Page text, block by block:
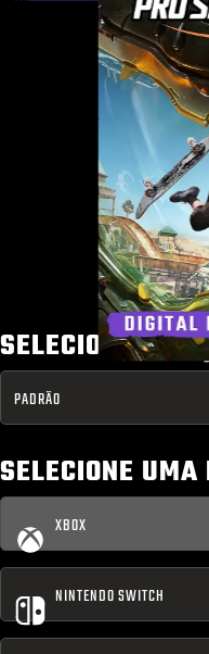
SELECIONAR
PADRÃO
SELECIONE
XBOX
NINTENDO SWITCH